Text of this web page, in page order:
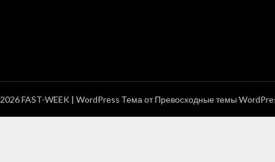
FAST-WEEK | WordPress Тема отПревосходные темы